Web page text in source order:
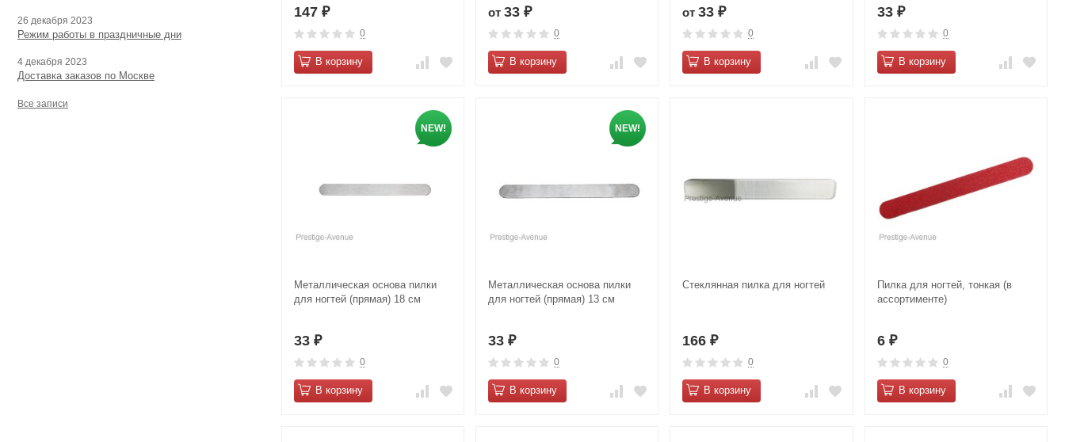
147 ₽
0
В корзину
от 33 ₽
0
В корзину
от33₽
0
В корзину
33 ₽
0
В корзину
NEW!
Металлическая основа пилки
для ногтей (прямая) 18 см
33 ₽
0
В корзину
NEW!
Металлическая основа пилки
для ногтей (прямая) 13 см
33 ₽
0
В корзину
Стеклянная пилка для ногтей
166₽
0
В корзину
Пилка для ногтей, тонкая (в
ассортименте)
6 ₽
0
В корзину
26 декабря 2023
Режим работы в праздничные дни
4 декабря 2023
Доставка заказов по Москве
Все записи